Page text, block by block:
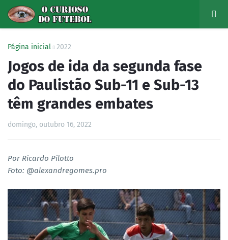
Página inicial 2022
Jogos de ida da segunda fase
do Paulistão Sub-11 e Sub-13
têm grandes embates
domingo, outubro 16, 2022
Por Ricardo Pilotto
Foto: @alexandregomes.pro